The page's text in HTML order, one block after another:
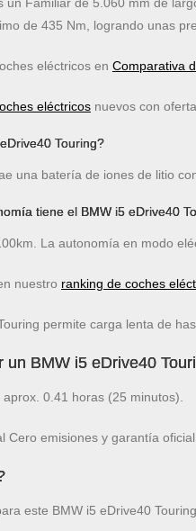
de 435 Nm, logrando unas
eléctricos en Comparativa
eléctricos nuevos con
Touring?
una batería de iones de litio
tiene el BMW i5 eDrive40
La autonomía en modo
nuestro ranking de coches
permite carga lenta de
un BMW i5 eDrive40
0.41 horas (25 minutos).
Cero emisiones y garantía
este BMW i5 eDrive40